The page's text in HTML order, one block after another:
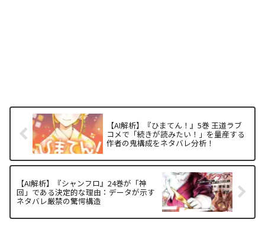
【AI解析】『ひまてん！』5巻 王道ラブ
コメで「続きが読みたい！」を量産する
作者の鬼構成をネタバレ分析！
【AI解析】『シャンフロ』24巻が「神
回」である決定的な理由：データが示す
ネタバレ厳禁の驚愕構造